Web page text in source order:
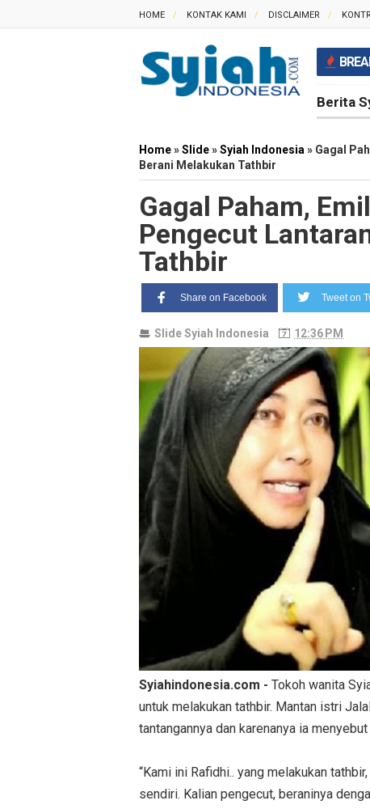
HOME KONTAK KAMI DISCLAIMER
Berita
Home»Slide»Syiah Indonesia » Gagal
Berani Melakukan Tathbir
Gagal Paham,
Pengecut
Tathbir
Share on Facebook Tweet on
SlideSyiah Indonesia 12:36 PM
Syiahindonesia.com - Tokoh wanita
untuk melakukan tathbir. Mantan istri
tantangannya dan karenanya ia menyebut
“Kami ini Rafidhi.. yang melakukan
sendiri. Kalian pengecut, beraninya